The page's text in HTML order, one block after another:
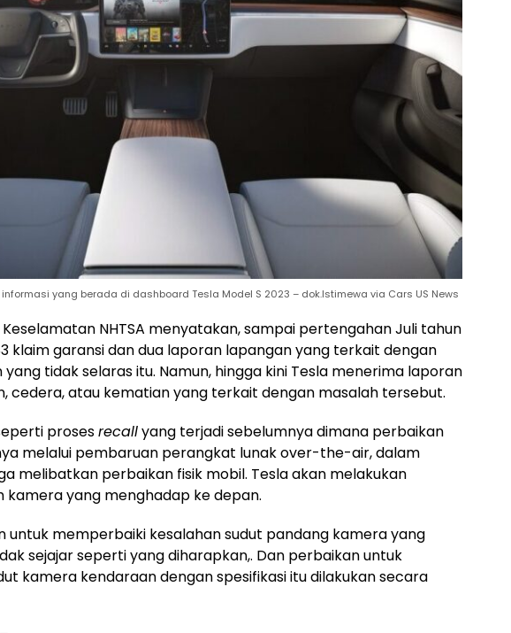
yang berada di dashboard Tesla Model S 2023 – dok.Istimewa via Cars US News
NHTSA menyatakan, sampai pertengahan Juli tahun
klaim garansi dan dua laporan lapangan yang terkait dengan
tidak selaras itu. Namun, hingga kini Tesla menerima laporan
cedera, atau kematian yang terkait dengan masalah tersebut.
prosesrecallyang terjadi sebelumnya dimana perbaikan
melalui pembaruan perangkat lunak over-the-air, dalam
melibatkan perbaikan fisik mobil. Tesla akan melakukan
kamera yang menghadap ke depan.
untuk memperbaiki kesalahan sudut pandang kamera yang
sejajar seperti yang diharapkan,. Dan perbaikan untuk
kamera kendaraan dengan spesifikasi itu dilakukan secara